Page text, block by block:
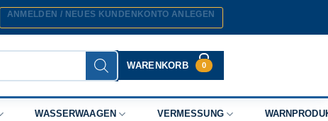
ANMELDEN / NEUES KUNDENKONTO ANLEGEN
WARENKORB 0
WASSERWAAGEN VERMESSUNG